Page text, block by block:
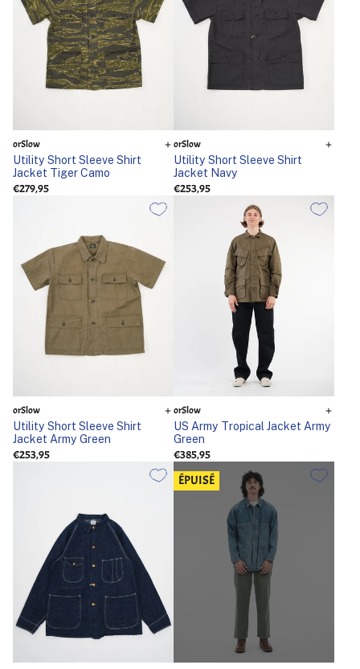
orSlow
Utility Short Sleeve Shirt
Jacket Tiger Camo
€279,95
orSlow
Utility Short Sleeve Shirt
Jacket Navy
€253,95
orSlow
Utility Short Sleeve Shirt
Jacket Army Green
€253,95
orSlow
US Army Tropical Jacket Army
Green
€385,95
ÉPUISÉ